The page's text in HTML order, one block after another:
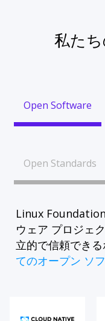
私た
Open Software
Open Standards
Linux
ウェア プロジェ
立的で信頼できる
てのオープン ソ